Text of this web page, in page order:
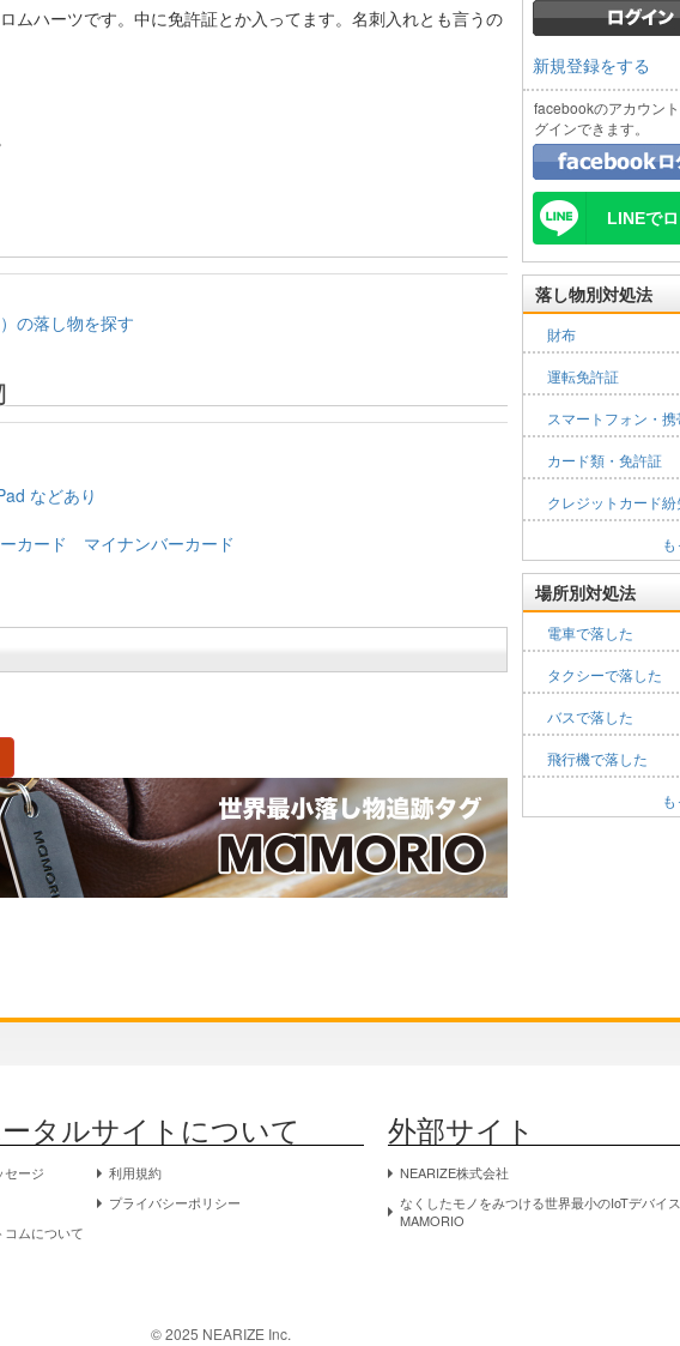
新規登録をする
facebookのアカウン
グインできます。
LINEで
落し物別対処法
財布
運転免許証
スマートフォン・
カード類・免許証
クレジットカード紛
場所別対処法
電車で落した
タクシーで落した
バスで落した
飛行機で落した
ムハーツです。中に免許証とか入ってます。名刺入れとも言うの
の落し物を探す
などあり
ード マイナンバーカード
タルサイトについて
セージ
ムについて
利用規約
プライバシーポリシー
外部サイト
NEARIZE株式会社
なくしたモノをみつける世界最小のIoTデバイス
MAMORIO
©️ 2025 NEARIZE Inc.